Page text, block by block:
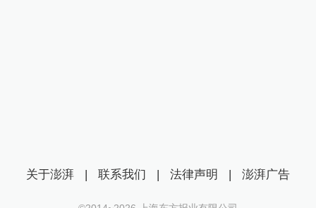
关于澎湃 | 联系我们 | 法律声明 | 澎湃广告